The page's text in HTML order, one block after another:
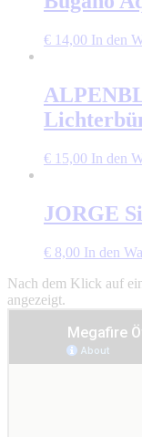
€ 14,00 In den
€ 15,00 In den
JORGE
€ 8,00 In den
Nach dem Klick auf
angezeigt.